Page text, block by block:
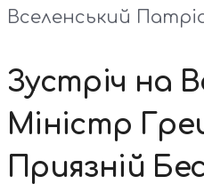
Вселенський
Зустріч на
Міністр
Приязній